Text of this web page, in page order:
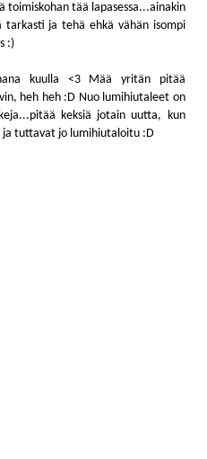
tää lapasessa...ainakin
ja tehä ehkä vähän isompi
:)
kuulla <3 Mää yritän pitää
heh heh :D Nuo lumihiutaleet on
keksiä jotain uutta, kun
ja tuttavat jo lumihiutaloitu :D